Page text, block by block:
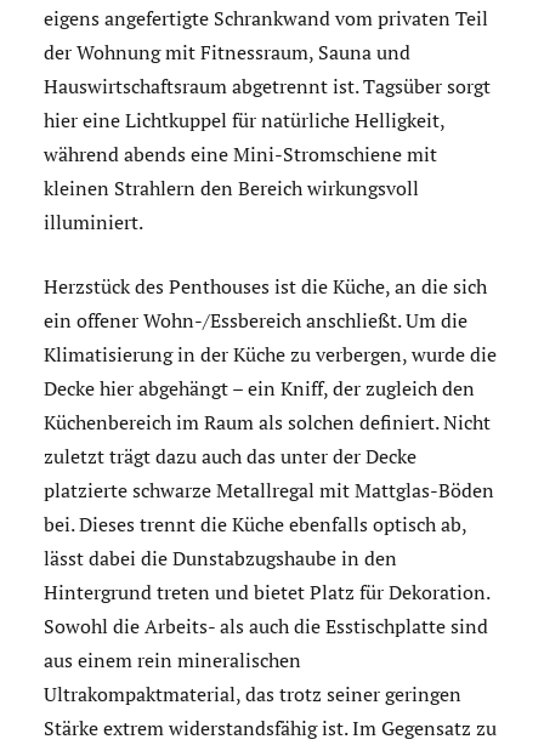
eigens angefertigte Schrankwand vom privaten Teil
der Wohnung mit Fitnessraum, Sauna und
Hauswirtschaftsraum abgetrennt ist. Tagsüber sorgt
hier eine Lichtkuppel für natürliche Helligkeit,
während abends eine Mini-Stromschiene mit
kleinen Strahlern den Bereich wirkungsvoll
illuminiert.
Herzstück des Penthouses ist die Küche, an die sich
ein offener Wohn-/Essbereich anschließt. Um die
Klimatisierung in der Küche zu verbergen, wurde die
Decke hier abgehängt – ein Kniff, der zugleich den
Küchenbereich im Raum als solchen definiert. Nicht
zuletzt trägt dazu auch das unter der Decke
platzierte schwarze Metallregal mit Mattglas-Böden
bei. Dieses trennt die Küche ebenfalls optisch ab,
lässt dabei die Dunstabzugshaube in den
Hintergrund treten und bietet Platz für Dekoration.
Sowohl die Arbeits- als auch die Esstischplatte sind
aus einem rein mineralischen
Ultrakompaktmaterial, das trotz seiner geringen
Stärke extrem widerstandsfähig ist. Im Gegensatz zu